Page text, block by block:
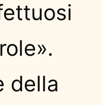
della